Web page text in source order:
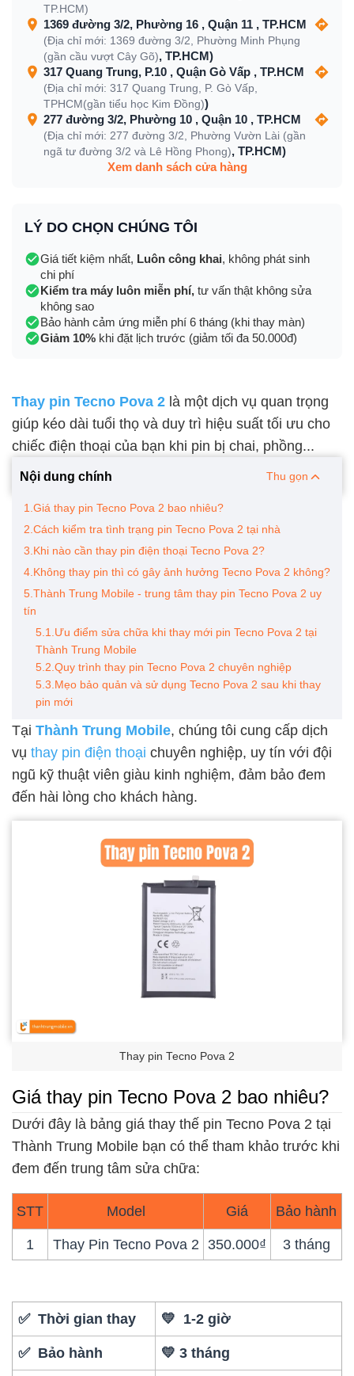
TP.HCM)
1369 đường 3/2, Phường 16 , Quận 11 , TP.HCM
(Địa chỉ mới: 1369 đường 3/2, Phường Minh Phụng
(gần cầu vượt Cây Gõ), TP.HCM)
317 Quang Trung, P.10 , Quận Gò Vấp , TP.HCM
(Địa chỉ mới: 317 Quang Trung, P. Gò Vấp,
TPHCM(gần tiểu học Kim Đồng))
277 đường 3/2, Phường 10 , Quận 10 , TP.HCM
(Địa chỉ mới: 277 đường 3/2, Phường Vườn Lài (gần
ngã tư đường 3/2 và Lê Hồng Phong), TP.HCM)
Xem danh sách cửa hàng
LÝ DO CHỌN CHÚNG TÔI
Giá tiết kiệm nhất, Luôn công khai, không phát sinh
chi phí
Kiểm tra máy luôn miễn phí, tư vấn thật không sửa
không sao
Bảo hành cảm ứng miễn phí 6 tháng (khi thay màn)
Giảm 10% khi đặt lịch trước (giảm tối đa 50.000đ)
Thay pin Tecno Pova 2 là một dịch vụ quan trọng
giúp kéo dài tuổi thọ và duy trì hiệu suất tối ưu cho
chiếc điện thoại của bạn khi pin bị chai, phồng...
Nội dung chính Thu gọn
1.Giá thay pin Tecno Pova 2 bao nhiêu?
2.Cách kiểm tra tình trạng pin Tecno Pova 2 tại nhà
3.Khi nào cần thay pin điện thoại Tecno Pova 2?
4.Không thay pin thì có gây ảnh hưởng Tecno Pova 2 không?
5.Thành Trung Mobile - trung tâm thay pin Tecno Pova 2 uy
tín
5.1.Ưu điểm sửa chữa khi thay mới pin Tecno Pova 2 tại
Thành Trung Mobile
5.2.Quy trình thay pin Tecno Pova 2 chuyên nghiệp
5.3.Mẹo bảo quản và sử dụng Tecno Pova 2 sau khi thay
pin mới
Tại Thành Trung Mobile, chúng tôi cung cấp dịch
vụ thay pin điện thoại chuyên nghiệp, uy tín với đội
ngũ kỹ thuật viên giàu kinh nghiệm, đảm bảo đem
đến hài lòng cho khách hàng.
Thay pin Tecno Pova 2
Giá thay pin Tecno Pova 2 bao nhiêu?
Dưới đây là bảng giá thay thế pin Tecno Pova 2 tại
Thành Trung Mobile bạn có thể tham khảo trước khi
đem đến trung tâm sửa chữa:
STT Model Giá Bảo hành
1 Thay Pin Tecno Pova 2 350.000₫ 3 tháng
✅ Thời gian thay 💛 1-2 giờ
✅ Bảo hành 💛 3 tháng